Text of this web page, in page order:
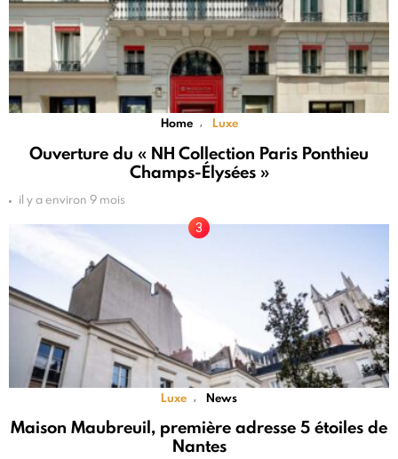
Home , Luxe
Ouverture du « NH Collection Paris Ponthieu
Champs-Élysées »
il y a environ 9 mois
Luxe , News
Maison Maubreuil, première adresse 5 étoiles de
Nantes